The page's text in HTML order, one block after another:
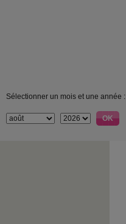
Sélectionner un mois et une année :